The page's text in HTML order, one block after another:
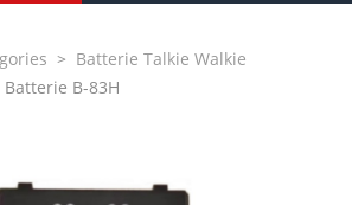
Batterie Talkie Walkie
Batterie B-83H